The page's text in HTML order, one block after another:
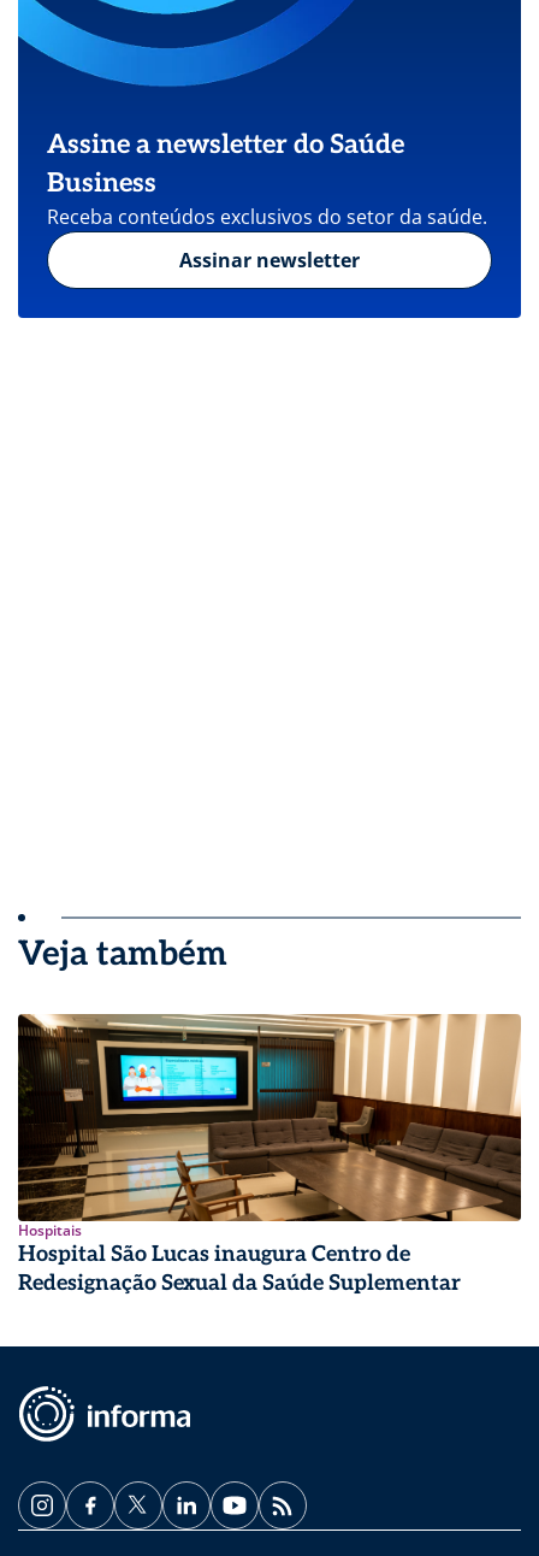
Assine a newsletter do Saúde
Business
Receba conteúdos exclusivos do setor da saúde.
Assinar newsletter
Veja também
Hospitais
Hospital São Lucas inaugura Centro de
Redesignação Sexual da Saúde Suplementar